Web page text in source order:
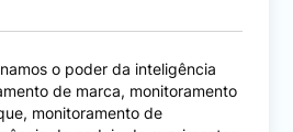
o poder da inteligência
de marca, monitoramento
monitoramento de